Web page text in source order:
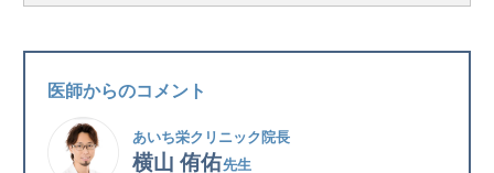
医師からのコメント
あいち栄クリニック院長
横山 侑佑先生